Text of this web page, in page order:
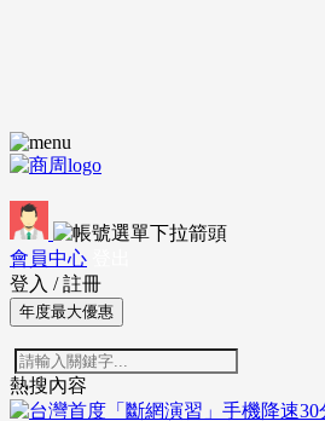
會員中心
登入 / 註冊
年度最大優惠
熱搜內容